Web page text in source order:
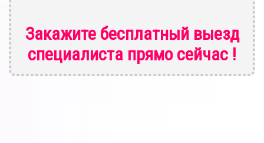
Закажите бесплатный выезд
специалиста прямо сейчас !